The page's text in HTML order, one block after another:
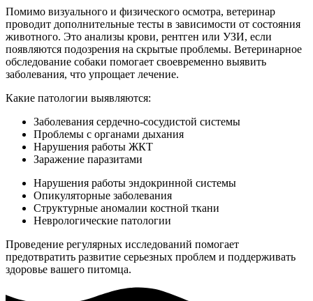
Помимо визуального и физического осмотра, ветеринар
проводит дополнительные тесты в зависимости от состояния
животного. Это анализы крови, рентген или УЗИ, если
появляются подозрения на скрытые проблемы. Ветеринарное
обследование собаки помогает своевременно выявить
заболевания, что упрощает лечение.
Какие патологии выявляются:
Заболевания сердечно-сосудистой системы
Проблемы с органами дыхания
Нарушения работы ЖКТ
Заражение паразитами
Нарушения работы эндокринной системы
Опикуляторные заболевания
Структурные аномалии костной ткани
Неврологические патологии
Проведение регулярных исследований помогает
предотвратить развитие серьезных проблем и поддерживать
здоровье вашего питомца.